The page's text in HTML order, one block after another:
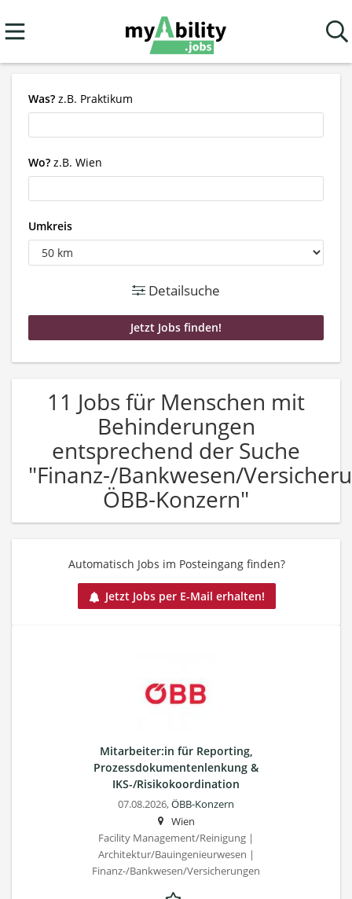
Was? z.B. Praktikum
Wo? z.B. Wien
Umkreis
Detailsuche
11 Jobs für Menschen mit
Behinderungen
entsprechend der Suche
"Finanz-/Bankwesen/
ÖBB-Konzern"
Automatisch Jobs im Posteingang finden?
Jetzt Jobs per E-Mail erhalten!
Mitarbeiter:in für Reporting,
Prozessdokumentenlenkung &
IKS-/Risikokoordination
07.08.2026,ÖBB-Konzern
Wien
Facility Management/Reinigung |
Architektur/Bauingenieurwesen |
Finanz-/Bankwesen/Versicherungen